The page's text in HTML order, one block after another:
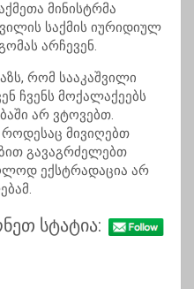
მინისტრმა
საქმის იურიდიულ
არჩევენ.
რომ სააკაშვილი
ჩვენს მოქალაქეებს
არ ვტოვებთ.
როდესაც მივიღებთ
გავაგრძელებთ
ექსტრადაცია არ
სტატია: